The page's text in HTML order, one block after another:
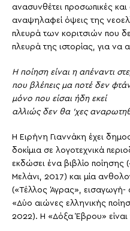
ανασυνθέτει προσωπικές και
αναψηλαφεί όψεις της
πλευρά των κοριτσιών που
πλευρά της ιστορίας, για να
Η ποίηση είναι η απέναντι
που βλέπεις μα ποτέ δεν
μόνο που είσαι ήδη εκεί
αλλιώς δεν θα ’χες
Η Ειρήνη Γιαννάκη έχει
δοκίμια σε λογοτεχνικά
εκδώσει ένα βιβλίο
Μελάνι, 2017) και μία
(«Τέλλος Άγρας», εισαγωγή-
«Δύο αιώνες ελληνικής
2022). Η «Δόξα Έβρου» είναι